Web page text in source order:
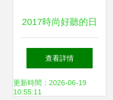
2017時尚好聽的日
化產(chǎn)品起名
大全 靈感點亮生
查看詳情
更新時間：2026-06-19
10:55:11